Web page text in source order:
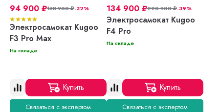
94 900 ₽138 900₽-32%
Электросамокат Kugoo
F3 Pro Max
На складе
Купить
Связаться с экспертом
134 900 ₽220 900₽-39%
Электросамокат Kugoo
F4 Pro
На складе
Купить
Связаться с экспертом